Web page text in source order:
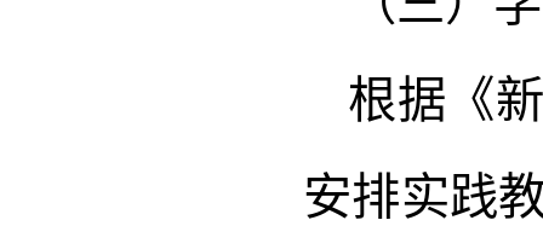
根据《
安排实践